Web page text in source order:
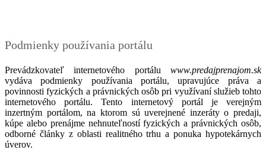
Podmienky používania portálu
Prevádzkovateľ internetového portálu www.predajprenajom.sk
vydáva podmienky používania portálu, upravujúce práva a
povinnosti fyzických a právnických osôb pri využívaní služieb tohto
internetového portálu. Tento internetový portál je verejným
inzertným portálom, na ktorom sú uverejnené inzeráty o predaji,
kúpe alebo prenájme nehnuteľností fyzických a právnických osôb,
odborné články z oblasti realitného trhu a ponuka hypotekárnych
úverov.